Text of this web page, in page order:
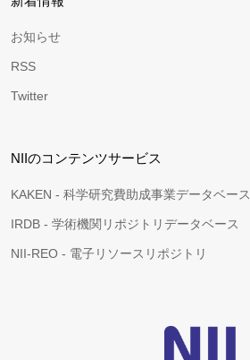
お知らせ
RSS
Twitter
NIIのコンテンツサービス
KAKEN - 科学研究費助成事業データベース
IRDB - 学術機関リポジトリデータベース
NII-REO - 電子リソースリポジトリ